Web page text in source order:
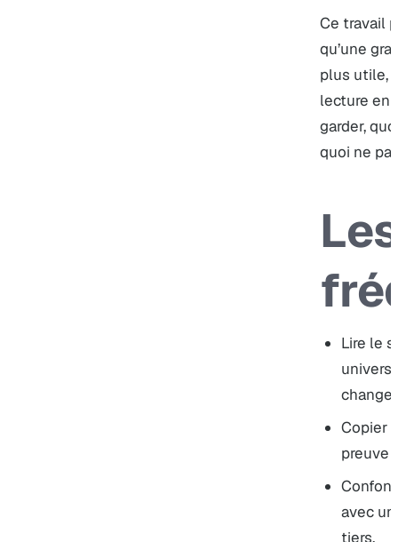
Ce travail
qu’une
plus utile,
lecture en
garder,
quoi ne
Lire le
change
Copier
preuve
avec
tiers.